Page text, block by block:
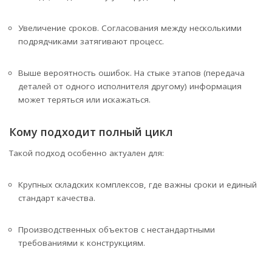
Увеличение сроков. Согласования между несколькими
подрядчиками затягивают процесс.
Выше вероятность ошибок. На стыке этапов (передача
деталей от одного исполнителя другому) информация
может теряться или искажаться.
Кому подходит полный цикл
Такой подход особенно актуален для:
Крупных складских комплексов, где важны сроки и единый
стандарт качества.
Производственных объектов с нестандартными
требованиями к конструкциям.